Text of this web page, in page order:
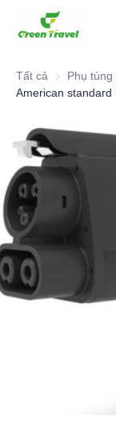
Tất cả Phụ tùng
Trang chủ
Các sản phẩm
Giới thiệu về
Tin tức và hợp
Cơ sở sản xuất